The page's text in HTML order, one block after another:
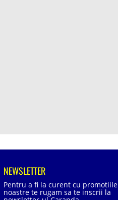
NEWSLETTER
Pentru a fi la curent cu promotiile
noastre te rugam sa te inscrii la